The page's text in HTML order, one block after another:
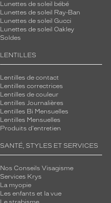
Lunettes de soleil bébé
Lunettes de soleil Ray-Ban
Lunettes de soleil Gucci
Lunettes de soleil Oakley
Soldes
LENTILLES
Lentilles de contact
Lentilles correctrices
Lentilles de couleur
Lentilles Journalières
Lentilles Bi Mensuelles
Lentilles Mensuelles
Produits d'entretien
SANTÉ, STYLES ET SERVICES
Nos Conseils Visagisme
Services Krys
La myopie
Les enfants et la vue